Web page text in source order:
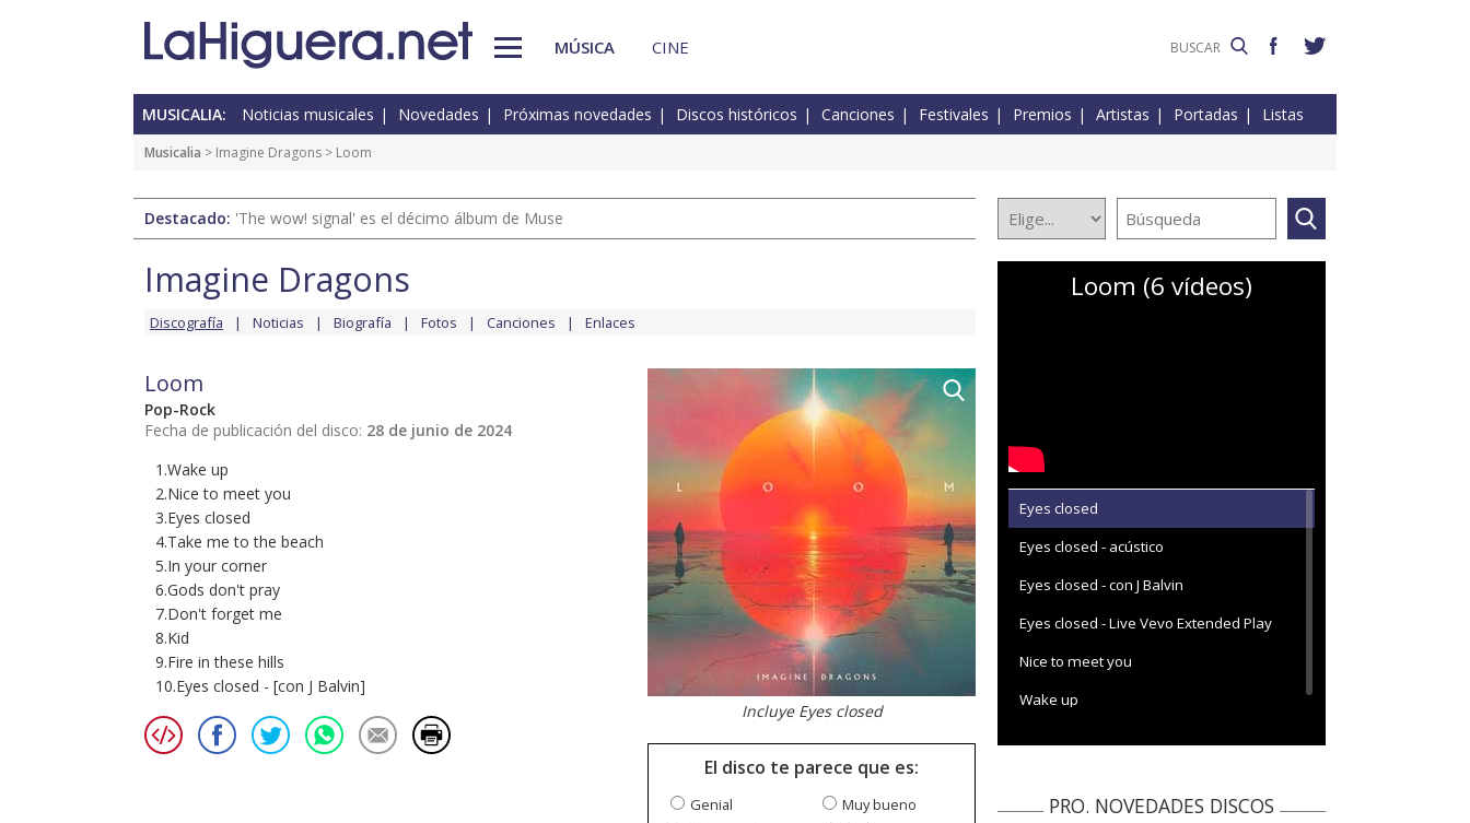
MÚSICA CINE
MUSICALIA: Noticias musicales Novedades Próximas novedades Discos históricos Canciones Festivales Premios Artistas Portadas Listas
Musicalia > Imagine Dragons > Loom
Destacado: 'The wow! signal' es el décimo álbum de Muse
Imagine Dragons
Discografía Noticias Biografía Fotos Canciones Enlaces
Loom
Pop-Rock
Fecha de publicación del disco: 28 de junio de 2024
1.Wake up
2.Nice to meet you
3.Eyes closed
4.Take me to the beach
5.In your corner
6.Gods don't pray
7.Don't forget me
8.Kid
9.Fire in these hills
10.Eyes closed - [con J Balvin]
Incluye Eyes closed
El disco te parece que es:
Genial
Muy bueno
Loom (6 vídeos)
Eyes closed
Eyes closed - acústico
Eyes closed - con J Balvin
Eyes closed - Live Vevo Extended Play
Nice to meet you
Wake up
PRO. NOVEDADES DISCOS